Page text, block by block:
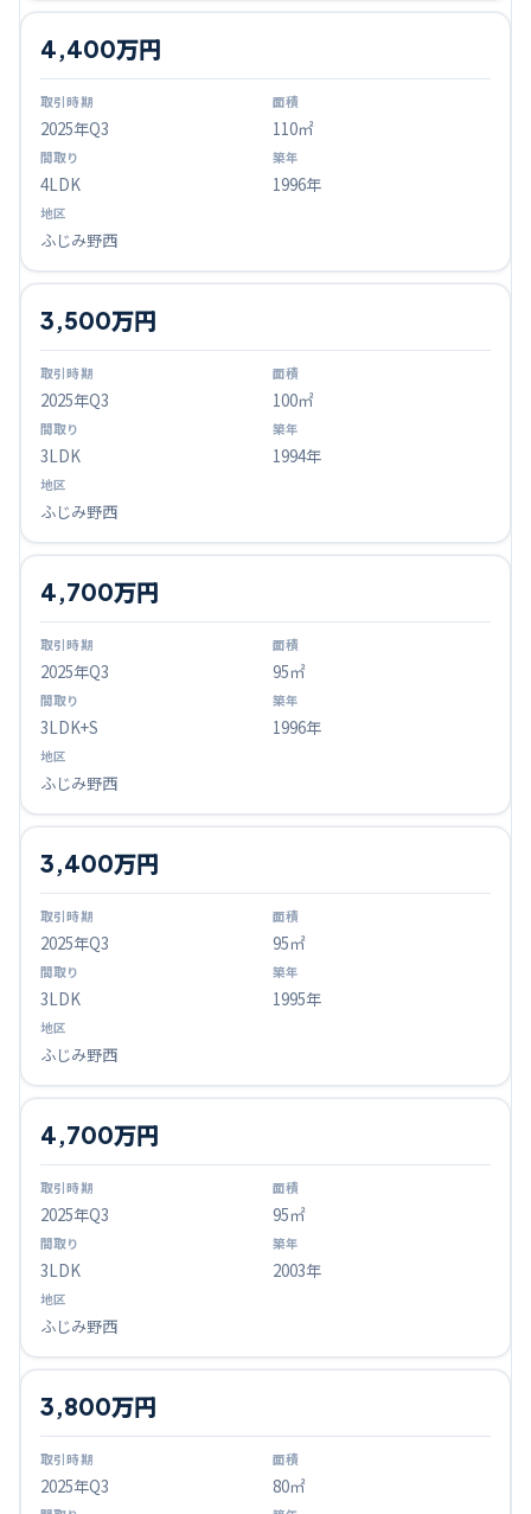
2025年Q3
4,400万円
110㎡
4LDK 1996年
ふじみ野西
2025年Q3
3,500万円
100㎡
3LDK 1994年
ふじみ野西
2025年Q3
4,700万円
95㎡
3LDK+S 1996年
ふじみ野西
2025年Q3
3,400万円
95㎡
3LDK 1995年
ふじみ野西
2025年Q3
4,700万円
95㎡
3LDK 2003年
ふじみ野西
2025年Q3
3,800万円
80㎡